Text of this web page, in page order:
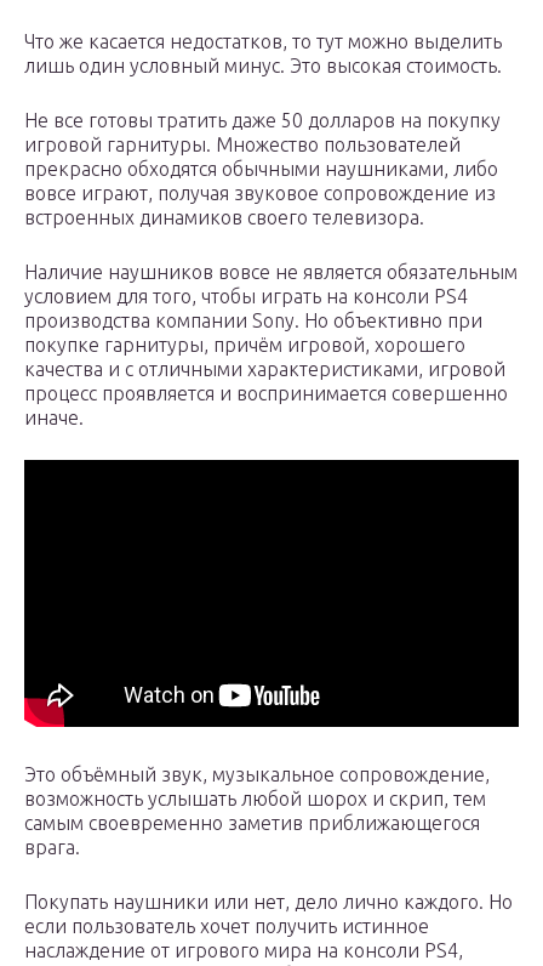
Что же касается недостатков, то тут можно выделить
лишь один условный минус. Это высокая стоимость.
Не все готовы тратить даже 50 долларов на покупку
игровой гарнитуры. Множество пользователей
прекрасно обходятся обычными наушниками, либо
вовсе играют, получая звуковое сопровождение из
встроенных динамиков своего телевизора.
Наличие наушников вовсе не является обязательным
условием для того, чтобы играть на консоли PS4
производства компании Sony. Но объективно при
покупке гарнитуры, причём игровой, хорошего
качества и с отличными характеристиками, игровой
процесс проявляется и воспринимается совершенно
иначе.
Это объёмный звук, музыкальное сопровождение,
возможность услышать любой шорох и скрип, тем
самым своевременно заметив приближающегося
врага.
Покупать наушники или нет, дело лично каждого. Но
если пользователь хочет получить истинное
наслаждение от игрового мира на консоли PS4,